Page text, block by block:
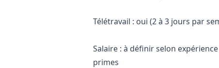
Télétravail : oui (2 à 3 jours par
Salaire : à définir selon
primes